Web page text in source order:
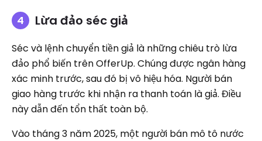
Lừa đảo séc giả
Séc và lệnh chuyển tiền giả là những chiêu trò lừa
đảo phổ biến trên OfferUp. Chúng được ngân hàng
xác minh trước, sau đó bị vô hiệu hóa. Người bán
giao hàng trước khi nhận ra thanh toán là giả. Điều
này dẫn đến tổn thất toàn bộ.
Vào tháng 3 năm 2025, một người bán mô tô nước